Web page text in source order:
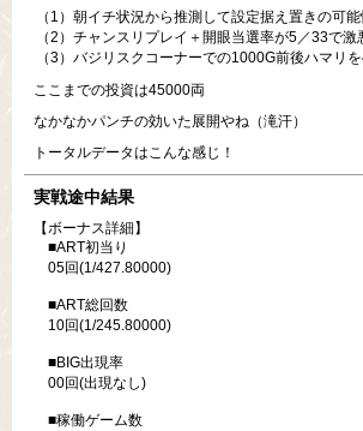
（1）朝イチ状況から推測して設定据え置きの可能
（2）チャンスリプレイ＋開眼当選率が5／33で激
（3）バジリスクコーナーでの1000G前後ハマリ
ここまでの投資は45000両
なかなかパンチの効いた展開やね（滝汗）
トータルデータはこんな感じ！
実戦途中結果
【ボーナス詳細】
■ART初当り
05回(1/427.80000)
■ART総回数
10回(1/245.80000)
■BIG出現率
00回(出現なし)
■稼働ゲーム数